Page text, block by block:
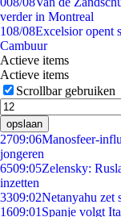
verder in Montreal
108/08Excelsior opent
Cambuur
Actieve items
Actieve items
Scrollbar gebruiken
opslaan
2709:06Manosfeer-
jongeren
6509:05Zelensky:
inzetten
3309:02Netanyahu zet
1609:01 Spanje volgt